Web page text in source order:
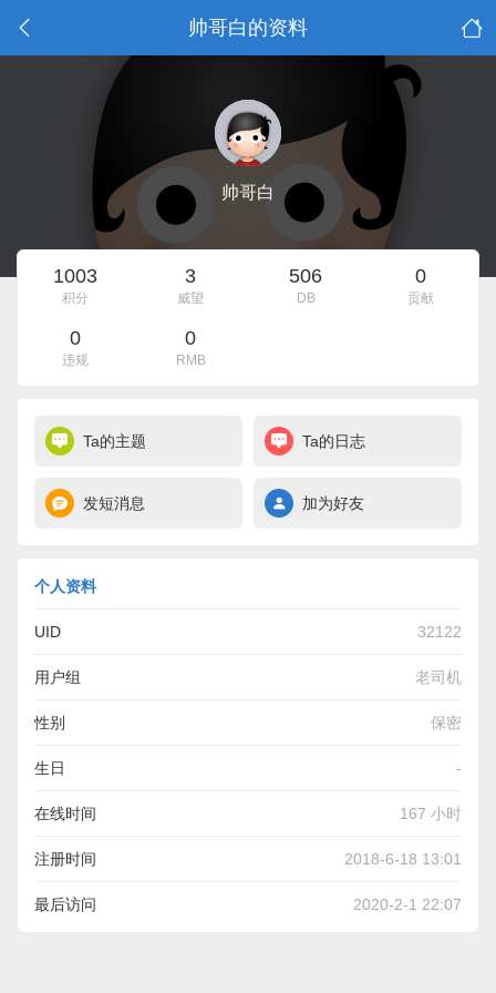
帅哥白的资料
帅哥白
1003
积分
3
威望
506
DB
0
贡献
0
违规
0
RMB
Ta的主题 Ta的日志
发短消息 加为好友
个人资料
UID 32122
用户组 老司机
性别 保密
生日 -
在线时间 167 小时
注册时间 2018-6-18 13:01
最后访问 2020-2-1 22:07